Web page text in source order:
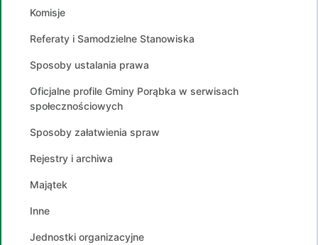
Komisje
Referaty i Samodzielne Stanowiska
Sposoby ustalania prawa
Oficjalne profile Gminy Porąbka w serwisach
społecznościowych
Sposoby załatwienia spraw
Rejestry i archiwa
Majątek
Inne
Jednostki organizacyjne